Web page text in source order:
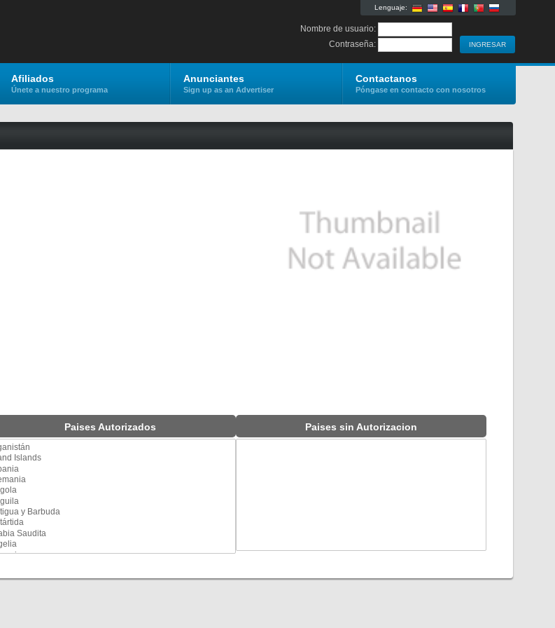
Lenguaje:
Nombre de usuario:
Contraseña:
Afiliados
Únete a nuestro programa
Anunciantes
Sign up as an Advertiser
Contactanos
Póngase en contacto con nosotros
Paises sin Autorizacion
Paises Autorizados